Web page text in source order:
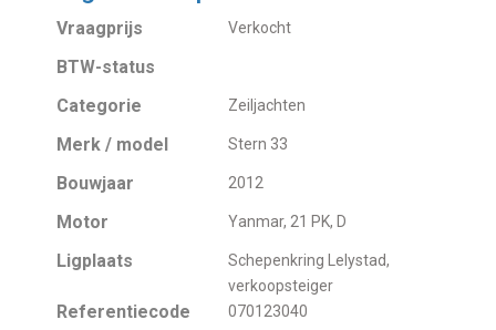
Vraagprijs Verkocht
BTW-status
Categorie
Zeiljachten
Merk / model Stern 33
Bouwjaar 2012
Motor Yanmar, 21 PK, D
Ligplaats
Schepenkring Lelystad,
verkoopsteiger
Referentiecode 070123040